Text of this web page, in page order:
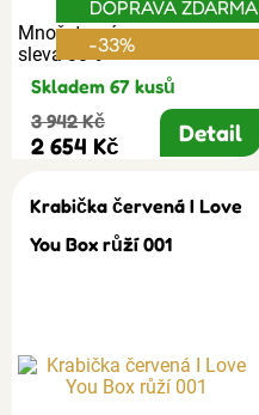
Množstevní
sleva 30%
DOPRAVA ZDARMA
-33%
Skladem 67 kusů
3 942 Kč
2 654 Kč Detail
Krabička červená I Love
You Box růží 001